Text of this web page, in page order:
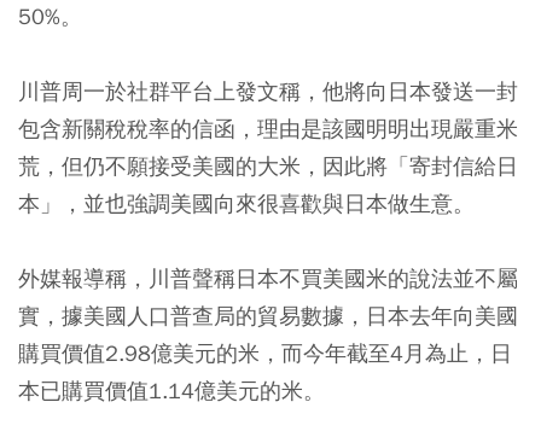
50%。
川普周一於社群平台上發文稱，他將向日本發送一封
包含新關稅稅率的信函，理由是該國明明出現嚴重米
荒，但仍不願接受美國的大米，因此將「寄封信給日
本」，並也強調美國向來很喜歡與日本做生意。
外媒報導稱，川普聲稱日本不買美國米的說法並不屬
實，據美國人口普查局的貿易數據，日本去年向美國
購買價值2.98億美元的米，而今年截至4月為止，日
本已購買價值1.14億美元的米。